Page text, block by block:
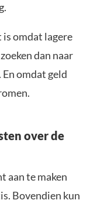
omdat lagere
dan naar
omdat geld
over de
aan te maken
Bovendien kun